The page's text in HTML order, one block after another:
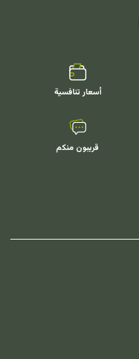
أسعار تنافسية
قريبون منكم